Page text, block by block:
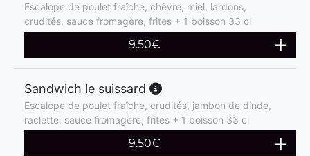
Escalope de poulet fraîche, chèvre, miel, lardons,
crudités, sauce fromagère, frites + 1 boisson 33 cl
9.50€
Sandwich le suissard
Escalope de poulet fraîche, crudités, jambon de dinde,
raclette, sauce fromagère, frites + 1 boisson 33 cl
9.50€